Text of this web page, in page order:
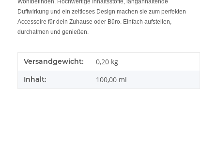
Wohlbefinden. Hochwertige Inhaltsstoffe, langanhaltende
Duftwirkung und ein zeitloses Design machen sie zum perfekten
Accessoire für dein Zuhause oder Büro. Einfach aufstellen,
durchatmen und genießen.
Produkteigenschaft
Wert
Versandgewicht: 0,20 kg
Inhalt: 100,00 ml